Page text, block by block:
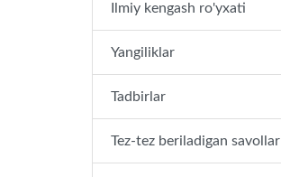
Ilmiy kengash ro'yxati
Yangiliklar
Tadbirlar
Tez-tez beriladigan savollar